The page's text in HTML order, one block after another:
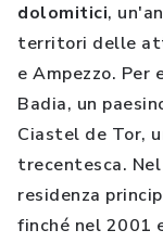
dolomitici,
territori delle
e Ampezzo. Per
Badia, un
Ciastel de Tor,
trecentesca.
residenza
finché nel 2001